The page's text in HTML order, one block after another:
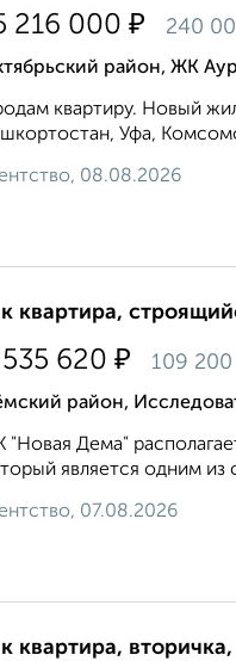
216 000 ₽ 240
район, ЖК
квартиру. Новый
Уфа,
08.08.2026
квартира,
620 ₽ 109 200
район,
"Новая Дема"
является одним из
07.08.2026
квартира,